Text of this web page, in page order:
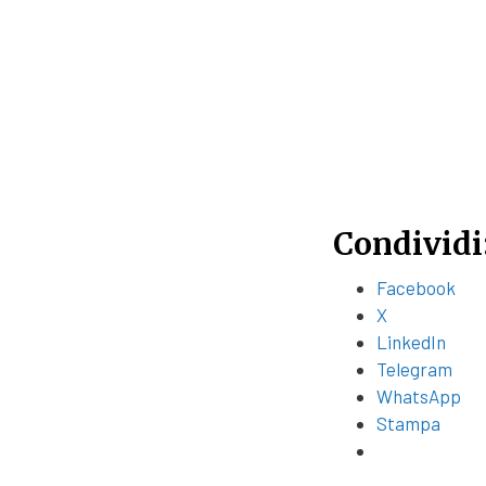
Facebook
X
LinkedIn
Telegram
WhatsApp
Stampa